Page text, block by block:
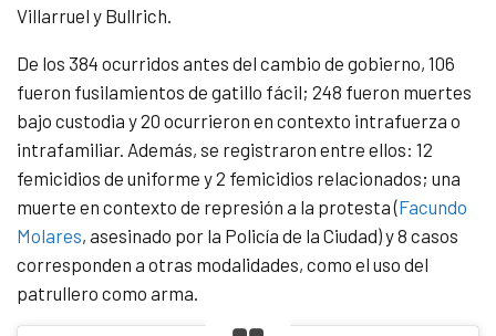
Villarruel y Bullrich.
De los 384 ocurridos antes del cambio de gobierno, 106
fueron fusilamientos de gatillo fácil; 248 fueron muertes
bajo custodia y 20 ocurrieron en contexto intrafuerza o
intrafamiliar. Además, se registraron entre ellos: 12
femicidios de uniforme y 2 femicidios relacionados; una
muerte en contexto de represión a la protesta (Facundo
Molares, asesinado por la Policía de la Ciudad) y 8 casos
corresponden a otras modalidades, como el uso del
patrullero como arma.